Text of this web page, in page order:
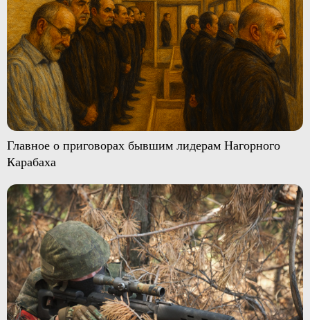
Главное о приговорах бывшим лидерам Нагорного
Карабаха